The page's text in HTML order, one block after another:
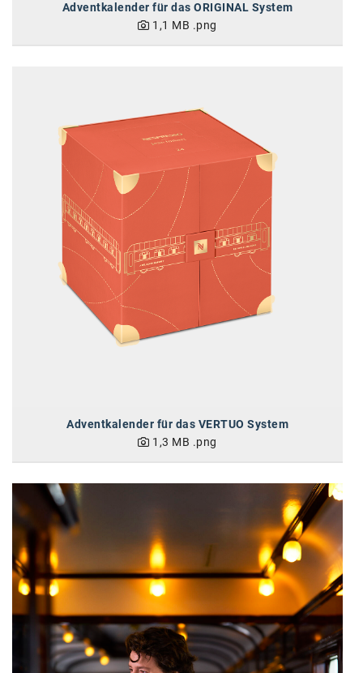
Adventkalender für das ORIGINAL System
1,1 MB .png
Adventkalender für das VERTUO System
1,3 MB .png